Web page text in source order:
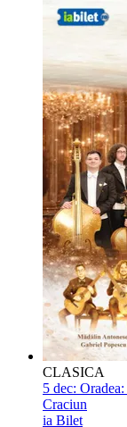
CLASICA
5 dec: Oradea:
Craciun
ia Bilet